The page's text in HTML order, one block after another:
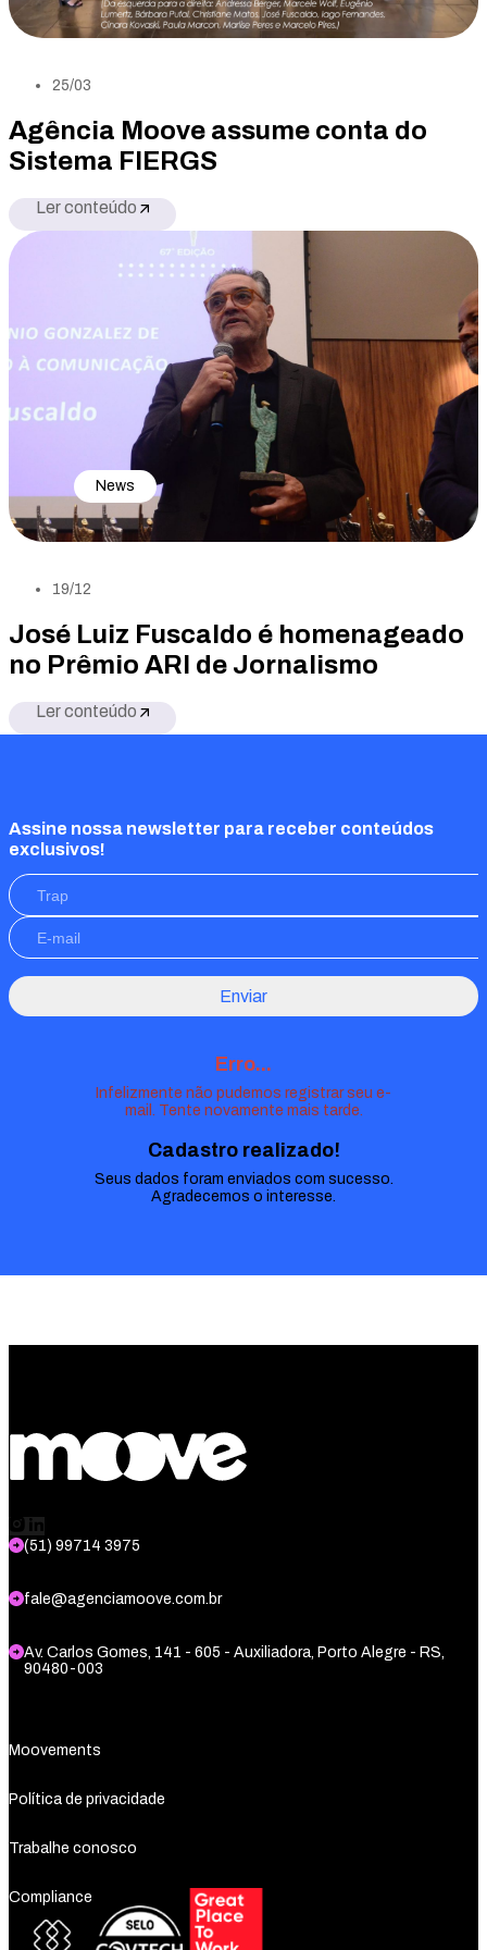
25/03
Agência Moove assume conta do
Sistema FIERGS
Ler conteúdo
News
19/12
José Luiz Fuscaldo é homenageado
no Prêmio ARI de Jornalismo
Ler conteúdo
Assine nossa newsletter para receber conteúdos
exclusivos!
Enviar
Erro...
Infelizmente não pudemos registrar seu e-
mail. Tente novamente mais tarde.
Cadastro realizado!
Seus dados foram enviados com sucesso.
Agradecemos o interesse.
(51) 99714 3975
fale@agenciamoove.com.br
Av. Carlos Gomes, 141 - 605 - Auxiliadora, Porto Alegre - RS,
90480-003
Moovements
Política de privacidade
Trabalhe conosco
Compliance